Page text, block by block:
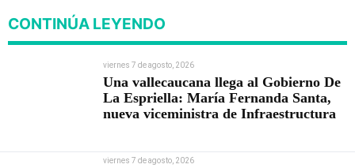
CONTINÚA LEYENDO
viernes 7 de agosto, 2026
Una vallecaucana llega al Gobierno De
La Espriella: María Fernanda Santa,
nueva viceministra de Infraestructura
viernes 7 de agosto, 2026